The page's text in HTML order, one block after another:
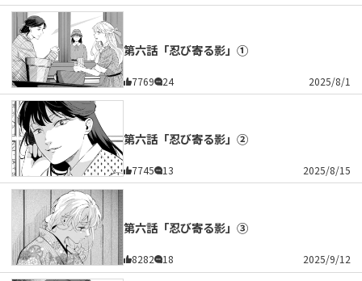
第六話「忍び寄る影」①
7769 24 2025/8/1
第六話「忍び寄る影」②
7745 13 2025/8/15
第六話「忍び寄る影」③
8282 18 2025/9/12